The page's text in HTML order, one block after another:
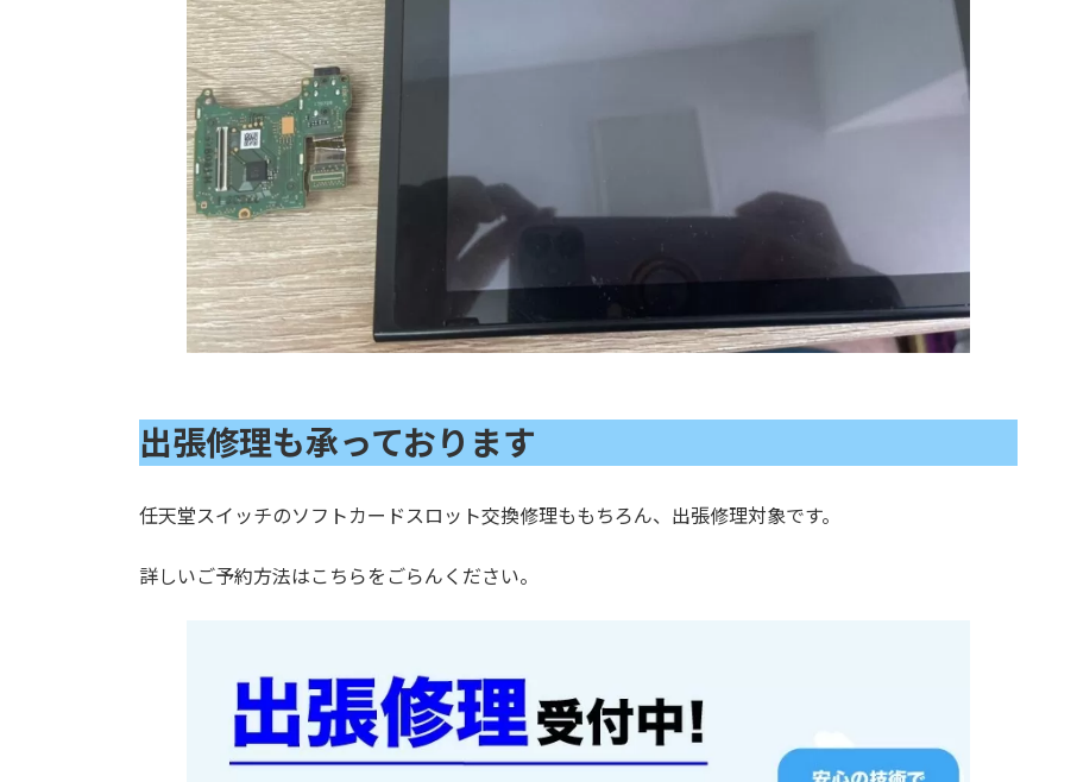
出張修理も承っております
任天堂スイッチのソフトカードスロット交換修理ももちろん、出張修理対象です。
詳しいご予約方法はこちらをごらんください。